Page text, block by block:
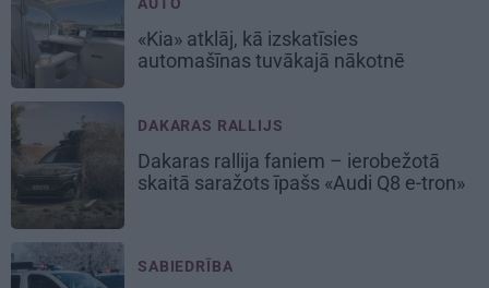
«Kia» atklāj, kā izskatīsies
automašīnas tuvākajā nākotnē
DAKARAS RALLIJS
Dakaras rallija faniem – ierobežotā
skaitā saražots īpašs «Audi Q8 e-tron»
SABIEDRĪBA